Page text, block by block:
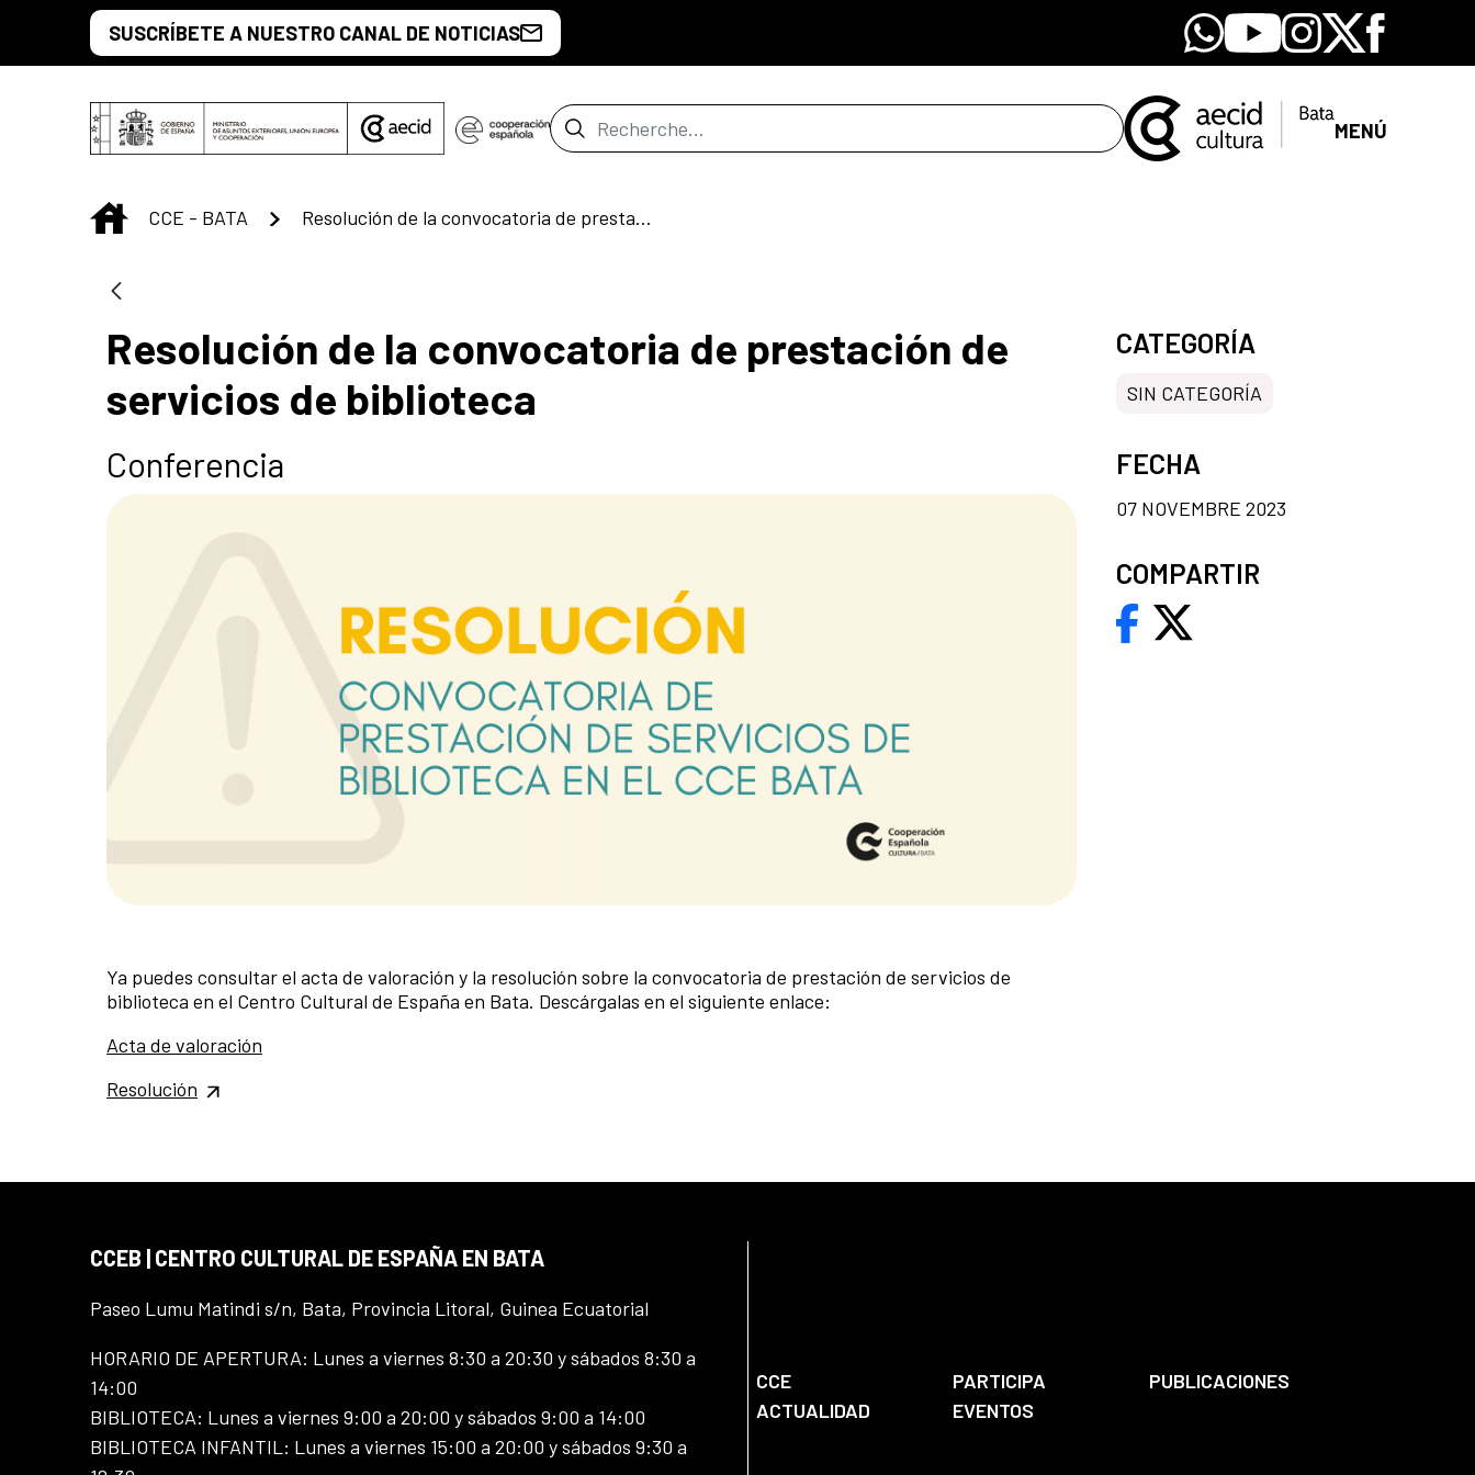
Saut au contenu principal
SUSCRÍBETE A NUESTRO CANAL DE NOTICIAS Whatsapp
YoutubeInstagram
X Facebook
Barre de recherche MENÚ
INICIO
CCE - BATA Resolución de la convocatoria de prestación de servicios de biblioteca
Resolución de la convocatoria de prestación de
servicios de biblioteca
Conferencia
Ya puedes consultar el acta de valoración y la resolución sobre la convocatoria de prestación de servicios de
biblioteca en el Centro Cultural de España en Bata. Descárgalas en el siguiente enlace:
Acta de valoración
Resolución
CATEGORÍA
SIN CATEGORÍA
FECHA
07 NOVEMBRE 2023
COMPARTIR
CCEB | CENTRO CULTURAL DE ESPAÑA EN BATA
Paseo Lumu Matindi s/n, Bata, Provincia Litoral, Guinea Ecuatorial
HORARIO DE APERTURA: Lunes a viernes 8:30 a 20:30 y sábados 8:30 a
14:00
BIBLIOTECA: Lunes a viernes 9:00 a 20:00 y sábados 9:00 a 14:00
BIBLIOTECA INFANTIL: Lunes a viernes 15:00 a 20:00 y sábados 9:30 a
CCE PARTICIPA
PUBLICACIONES
ACTUALIDAD
EVENTOS